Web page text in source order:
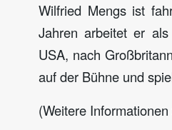
Wilfried Mengs ist
Jahren arbeitet er
USA, nach
auf der Bühne und
(Weitere